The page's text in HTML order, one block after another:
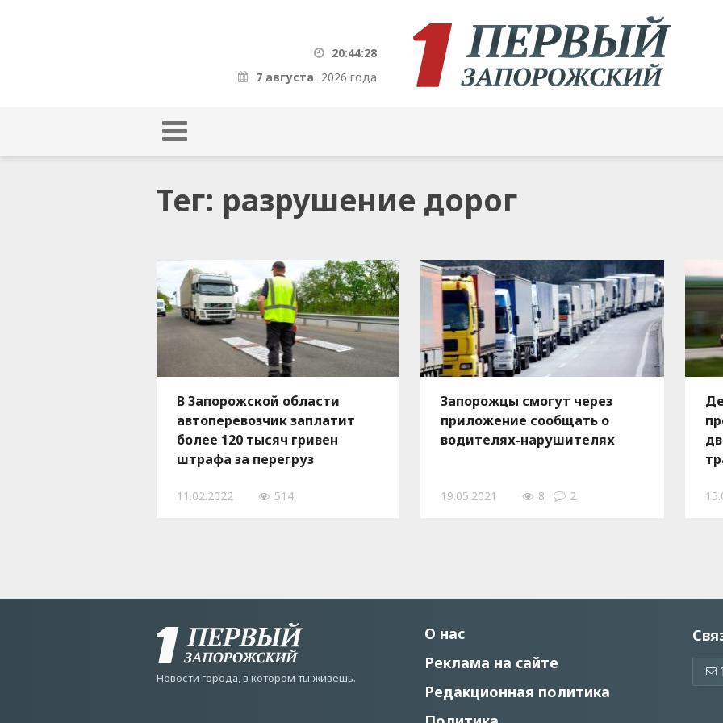
20:44:28
7 августа 2026 года
Тег: разрушение дорог
В Запорожской области
автоперевозчик заплатит
более 120 тысяч гривен
штрафа за перегруз
11.02.2022 514
Запорожцы смогут через
приложение сообщать о
водителях-нарушителях
19.05.2021 8 2
Новости города, в котором ты живешь.
О нас
Реклама на сайте
Редакционная политика